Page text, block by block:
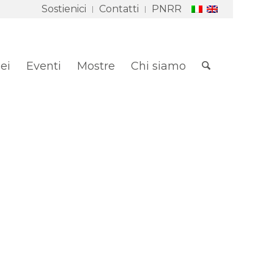
Sostienici Contatti PNRR
Eventi Mostre Chi siamo